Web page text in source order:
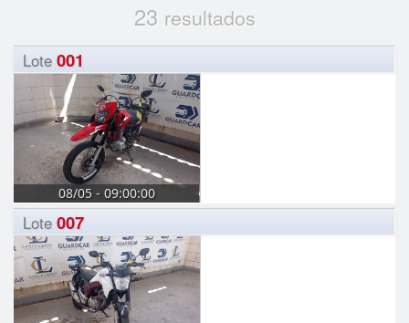
23 resultados
Lote 001
08/05 - 09:00:00
Lote 007